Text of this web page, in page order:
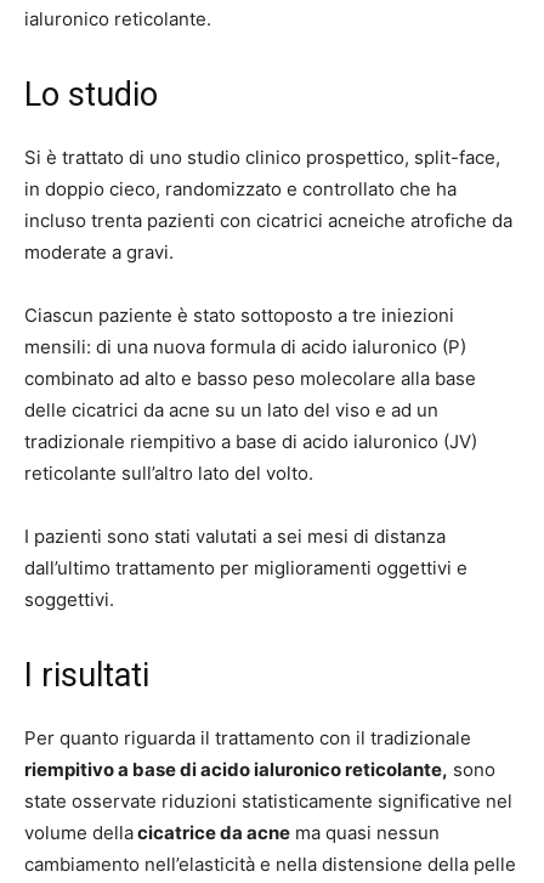
ialuronico reticolante.
Lo studio
Si è trattato di uno studio clinico prospettico, split-face,
in doppio cieco, randomizzato e controllato che ha
incluso trenta pazienti con cicatrici acneiche atrofiche da
moderate a gravi.
Ciascun paziente è stato sottoposto a tre iniezioni
mensili: di una nuova formula di acido ialuronico (P)
combinato ad alto e basso peso molecolare alla base
delle cicatrici da acne su un lato del viso e ad un
tradizionale riempitivo a base di acido ialuronico (JV)
reticolante sull’altro lato del volto.
I pazienti sono stati valutati a sei mesi di distanza
dall’ultimo trattamento per miglioramenti oggettivi e
soggettivi.
I risultati
Per quanto riguarda il trattamento con il tradizionale
riempitivo a base di acido ialuronico reticolante, sono
state osservate riduzioni statisticamente significative nel
volume dellacicatrice da acne ma quasi nessun
cambiamento nell’elasticità e nella distensione della pelle